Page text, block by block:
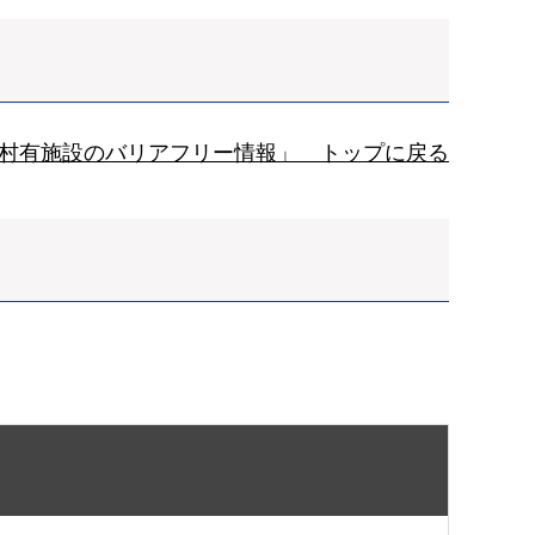
有施設のバリアフリー情報」 トップに戻る